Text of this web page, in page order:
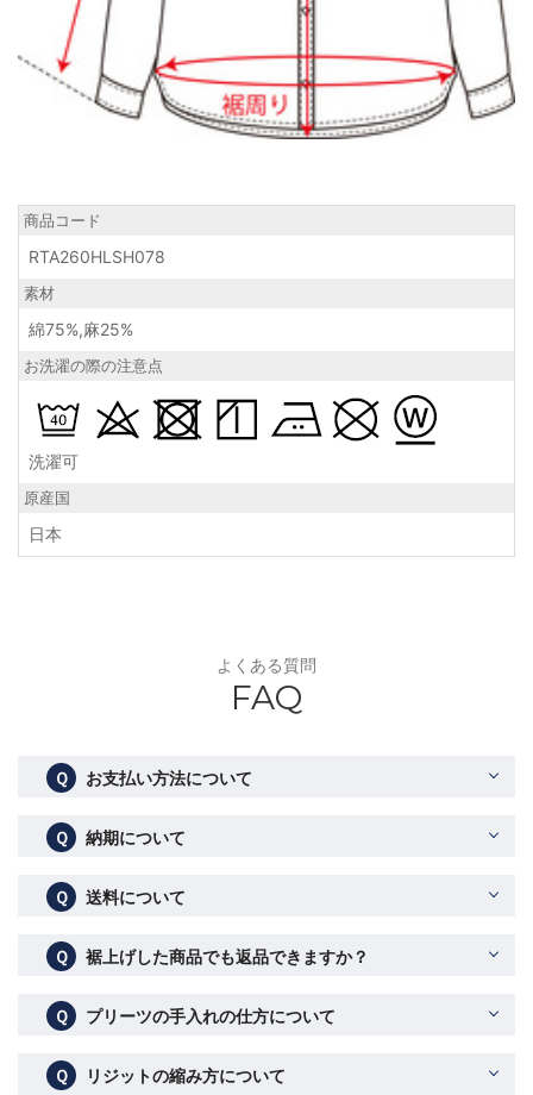
商品コード
RTA260HLSH078
素材
綿75%,麻25%
お洗濯の際の注意点
洗濯可
原産国
日本
よくある質問
FAQ
Ｑ お支払い方法について
Ｑ 納期について
Ｑ 送料について
Ｑ 裾上げした商品でも返品できますか？
Ｑ プリーツの手入れの仕方について
Ｑ リジットの縮み方について